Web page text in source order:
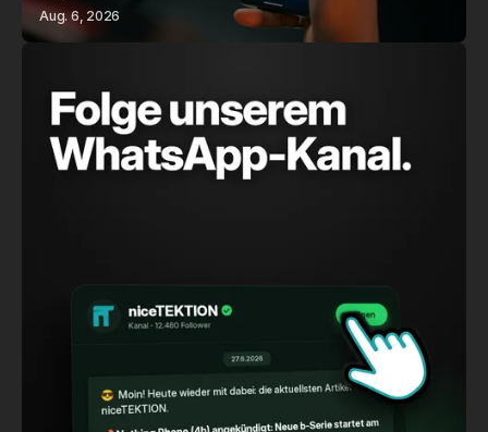
Aug. 6, 2026